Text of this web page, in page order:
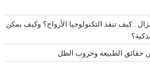
. كيف تنقذ التكنولوجيا الأرواح؟ وكيف يمكن
حقائق الطبيعة وحروب الظل